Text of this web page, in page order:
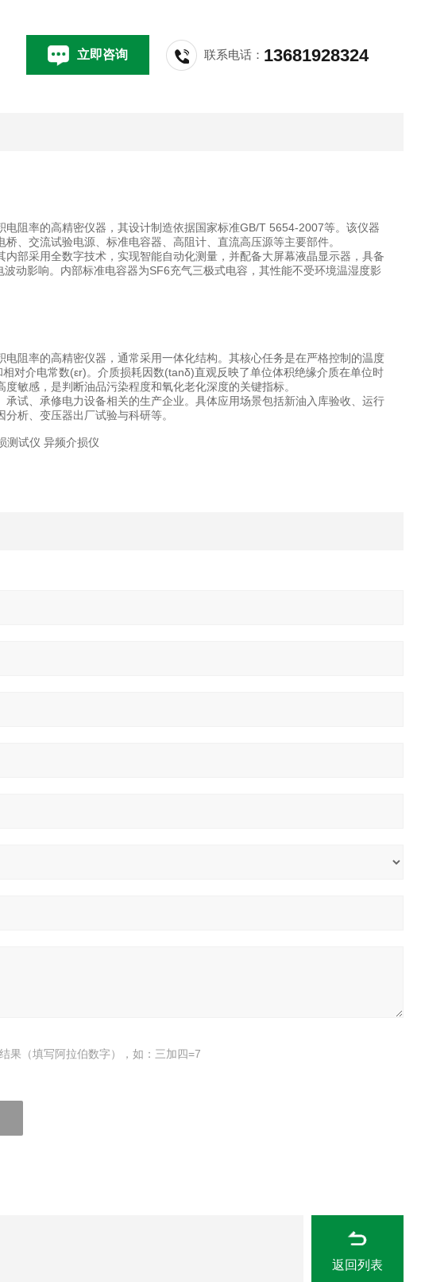
立即咨询 联系电话： 13681928324
阻率的高精密仪器，其设计制造依据国家标准GB/T 5654-2007等。该仪器
、交流试验电源、标准电容器、高阻计、直流高压源等主要部件。
部采用全数字技术，实现智能自动化测量，并配备大屏幕液晶显示器，具备
动影响。内部标准电容器为SF6充气三极式电容，其性能不受环境温湿度影
阻率的高精密仪器，通常采用一体化结构。其核心任务是在严格控制的温度
对介电常数(εr)。介质损耗因数(tanδ)直观反映了单位体积绝缘介质在单位时
敏感，是判断油品污染程度和氧化老化深度的关键指标。
试、承修电力设备相关的生产企业。具体应用场景包括新油入库验收、运行
析、变压器出厂试验与科研等。
果（填写阿拉伯数字），如：三加四=7
返回列表